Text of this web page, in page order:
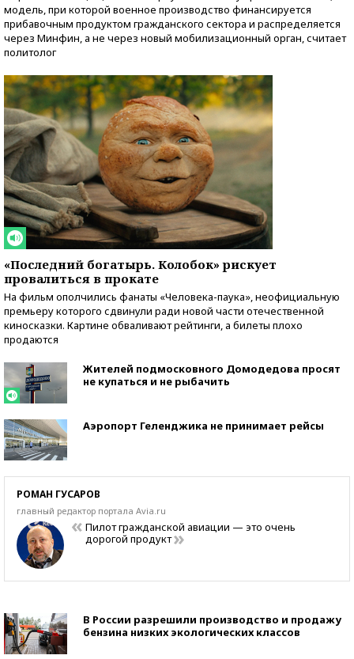
модель, при которой военное производство финансируется
прибавочным продуктом гражданского сектора и распределяется
через Минфин, а не через новый мобилизационный орган, считает
политолог
«Последний богатырь. Колобок» рискует
провалиться в прокате
На фильм ополчились фанаты «Человека-паука», неофициальную
премьеру которого сдвинули ради новой части отечественной
киносказки. Картине обваливают рейтинги, а билеты плохо
продаются
Жителей подмосковного Домодедова просят
не купаться и не рыбачить
Аэропорт Геленджика не принимает рейсы
РОМАН ГУСАРОВ
главный редактор портала Avia.ru
Пилот гражданской авиации — это очень
дорогой продукт
В России разрешили производство и продажу
бензина низких экологических классов